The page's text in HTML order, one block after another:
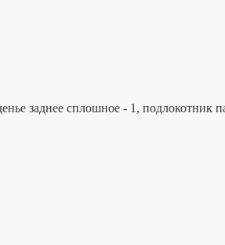
заднее сплошное - 1, подлокотник